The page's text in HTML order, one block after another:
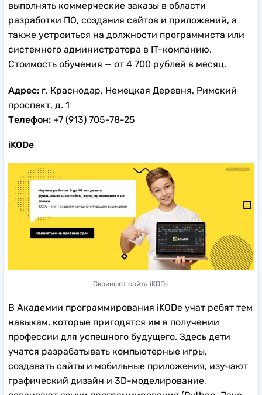
выполнять коммерческие заказы в области
разработки ПО, создания сайтов и приложений, а
также устроиться на должности программиста или
системного администратора в IT-компанию.
Стоимость обучения — от 4 700 рублей в месяц.
Адрес: г. Краснодар, Немецкая Деревня, Римский
проспект, д. 1
Телефон: +7 (913) 705-78-25
iKODe
Скриншот сайта iKODe
В Академии программирования iKODe учат ребят тем
навыкам, которые пригодятся им в получении
профессии для успешного будущего. Здесь дети
учатся разрабатывать компьютерные игры,
создавать сайты и мобильные приложения, изучают
графический дизайн и 3D-моделирование,